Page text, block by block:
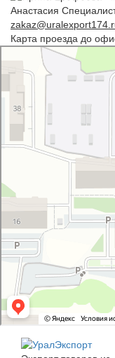
Анастасия
Карта проезда до
УралЭкспорт
Железнодорожная техника